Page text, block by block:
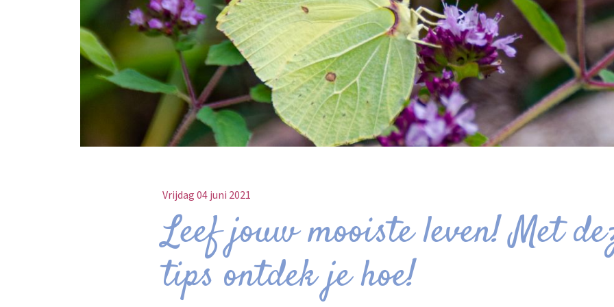
Vrijdag 04 juni 2021
Leef jouw mooiste leven! Met
tips ontdek je hoe!